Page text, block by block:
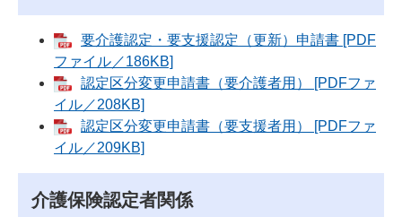
要介護認定・要支援認定（更新）申請書 [PDF
ファイル／186KB]
認定区分変更申請書（要介護者用） [PDFファ
イル／208KB]
認定区分変更申請書（要支援者用） [PDFファ
イル／209KB]
介護保険認定者関係